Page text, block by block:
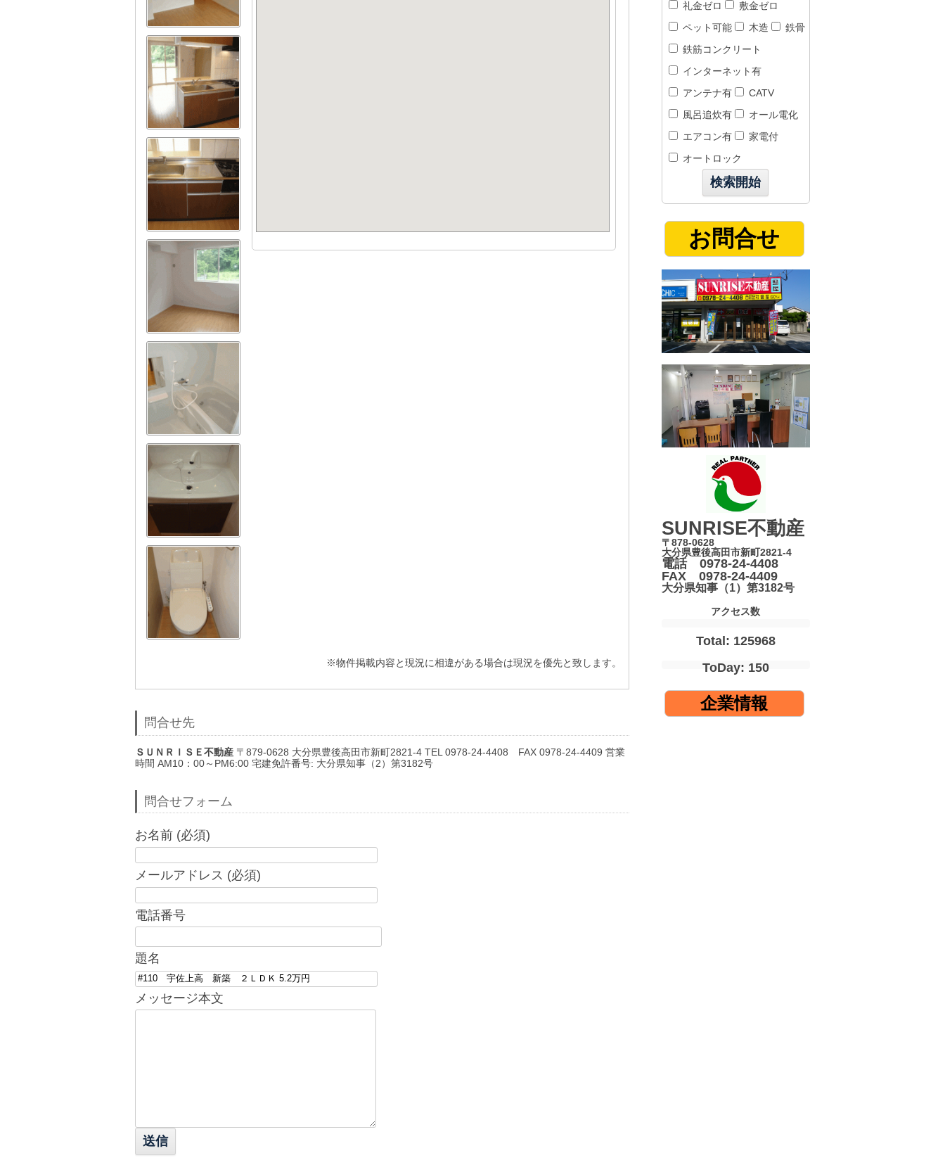
※物件掲載内容と現況に相違がある場合は現況を優先と致します。
問合せ先
ＳＵＮＲＩＳＥ不動産 〒879-0628 大分県豊後高田市新町2821-4 TEL 0978-24-4408 FAX 0978-24-4409 営業
時間 AM10：00～PM6:00 宅建免許番号: 大分県知事（2）第3182号
問合せフォーム
お名前 (必須)
メールアドレス (必須)
電話番号
題名
メッセージ本文
礼金ゼロ
敷金ゼロ
ペット可能
木造
鉄骨
鉄筋コンクリート
インターネット有
アンテナ有
CATV
風呂追炊有
オール電化
エアコン有
家電付
オートロック
お問合せ
SUNRISE不動産
〒878-0628
大分県豊後高田市新町2821-4
電話 0978-24-4408
FAX 0978-24-4409
大分県知事（1）第3182号
アクセス数
Total: 125968
ToDay: 150
企業情報